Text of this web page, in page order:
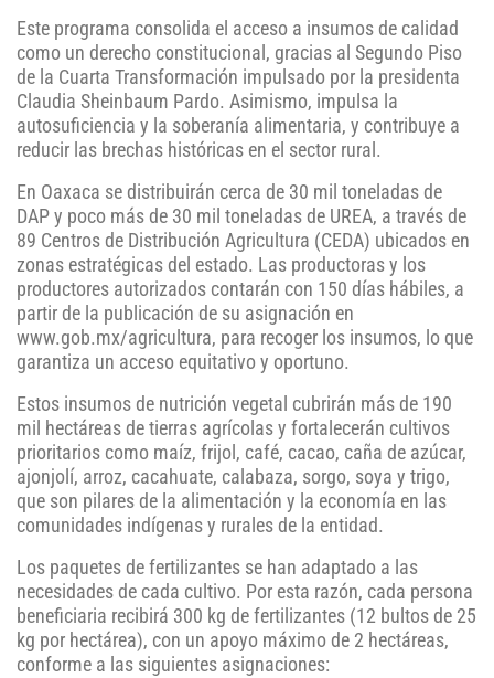
Este programa consolida el acceso a insumos de calidad
como un derecho constitucional, gracias al Segundo Piso
de la Cuarta Transformación impulsado por la presidenta
Claudia Sheinbaum Pardo. Asimismo, impulsa la
autosuficiencia y la soberanía alimentaria, y contribuye a
reducir las brechas históricas en el sector rural.
En Oaxaca se distribuirán cerca de 30 mil toneladas de
DAP y poco más de 30 mil toneladas de UREA, a través de
89 Centros de Distribución Agricultura (CEDA) ubicados en
zonas estratégicas del estado. Las productoras y los
productores autorizados contarán con 150 días hábiles, a
partir de la publicación de su asignación en
www.gob.mx/agricultura, para recoger los insumos, lo que
garantiza un acceso equitativo y oportuno.
Estos insumos de nutrición vegetal cubrirán más de 190
mil hectáreas de tierras agrícolas y fortalecerán cultivos
prioritarios como maíz, frijol, café, cacao, caña de azúcar,
ajonjolí, arroz, cacahuate, calabaza, sorgo, soya y trigo,
que son pilares de la alimentación y la economía en las
comunidades indígenas y rurales de la entidad.
Los paquetes de fertilizantes se han adaptado a las
necesidades de cada cultivo. Por esta razón, cada persona
beneficiaria recibirá 300 kg de fertilizantes (12 bultos de 25
kg por hectárea), con un apoyo máximo de 2 hectáreas,
conforme a las siguientes asignaciones: